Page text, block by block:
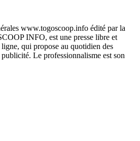
www.togoscoop.info édité par la
INFO, est une presse libre et
qui propose au quotidien des
Le professionnalisme est son